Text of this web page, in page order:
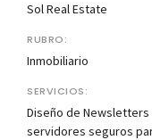
Sol Real Estate
RUBRO:
Inmobiliario
SERVICIOS:
Diseño de Newsletters
servidores seguros